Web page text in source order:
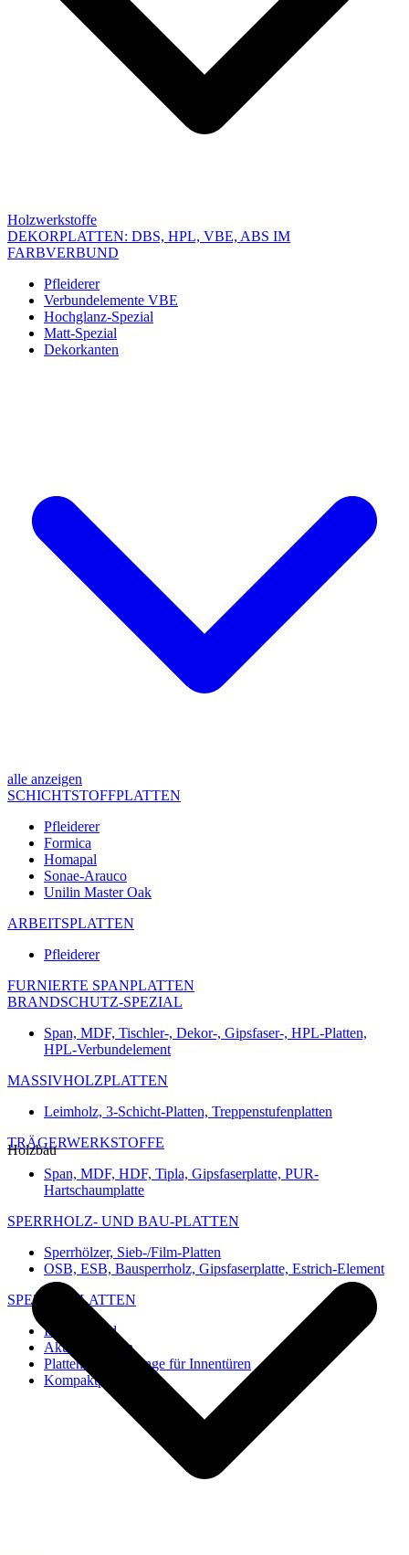
Holzwerkstoffe
DEKORPLATTEN: DBS, HPL, VBE, ABS IM
FARBVERBUND
Pfleiderer
Verbundelemente VBE
Hochglanz-Spezial
Matt-Spezial
Dekorkanten
alle anzeigen
SCHICHTSTOFFPLATTEN
Pfleiderer
Formica
Homapal
Sonae-Arauco
Unilin Master Oak
ARBEITSPLATTEN
Pfleiderer
FURNIERTE SPANPLATTEN
BRANDSCHUTZ-SPEZIAL
Span, MDF, Tischler-, Dekor-, Gipsfaser-, HPL-Platten,
HPL-Verbundelement
MASSIVHOLZPLATTEN
Leimholz, 3-Schicht-Platten, Treppenstufenplatten
TRÄGERWERKSTOFFE
Span, MDF, HDF, Tipla, Gipsfaserplatte, PUR-
Hartschaumplatte
SPERRHOLZ- UND BAU-PLATTEN
Sperrhölzer, Sieb-/Film-Platten
OSB, ESB, Bausperrholz, Gipsfaserplatte, Estrich-Element
SPEZIAL-PLATTEN
Imi-Verbund
Akustik-Platten
Platten und Rohlinge für Innentüren
Kompaktplatten
Holzbau